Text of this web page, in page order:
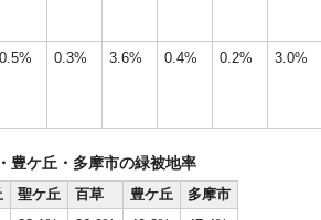
0.5% 0.3% 3.6% 0.4% 0.2% 3.0%
豊ケ丘・多摩市の緑被地率
聖ケ丘 百草 豊ケ丘
多摩市